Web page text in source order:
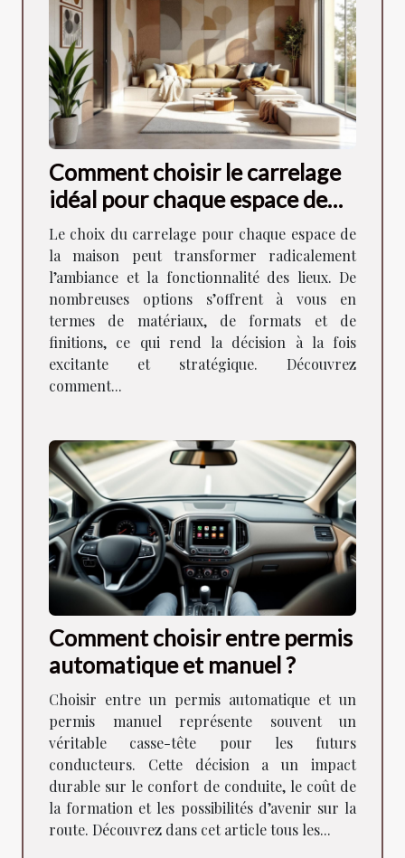
Comment choisir le carrelage
idéal pour chaque espace de
votre maison ?
Le choix du carrelage pour chaque espace de
la maison peut transformer radicalement
l’ambiance et la fonctionnalité des lieux. De
nombreuses options s’offrent à vous en
termes de matériaux, de formats et de
finitions, ce qui rend la décision à la fois
excitante et stratégique. Découvrez
comment...
Comment choisir entre permis
automatique et manuel ?
Choisir entre un permis automatique et un
permis manuel représente souvent un
véritable casse-tête pour les futurs
conducteurs. Cette décision a un impact
durable sur le confort de conduite, le coût de
la formation et les possibilités d’avenir sur la
route. Découvrez dans cet article tous les...